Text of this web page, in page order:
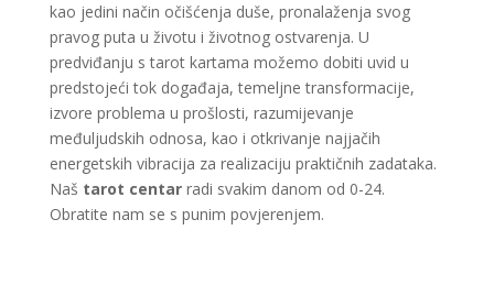
kao jedini način očišćenja duše, pronalaženja svog
pravog puta u životu i životnog ostvarenja. U
predviđanju s tarot kartama možemo dobiti uvid u
predstojeći tok događaja, temeljne transformacije,
izvore problema u prošlosti, razumijevanje
međuljudskih odnosa, kao i otkrivanje najjačih
energetskih vibracija za realizaciju praktičnih zadataka.
Naš tarot centarradi svakim danom od 0-24.
Obratite nam se s punim povjerenjem.